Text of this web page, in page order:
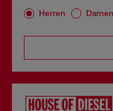
Herren Damen